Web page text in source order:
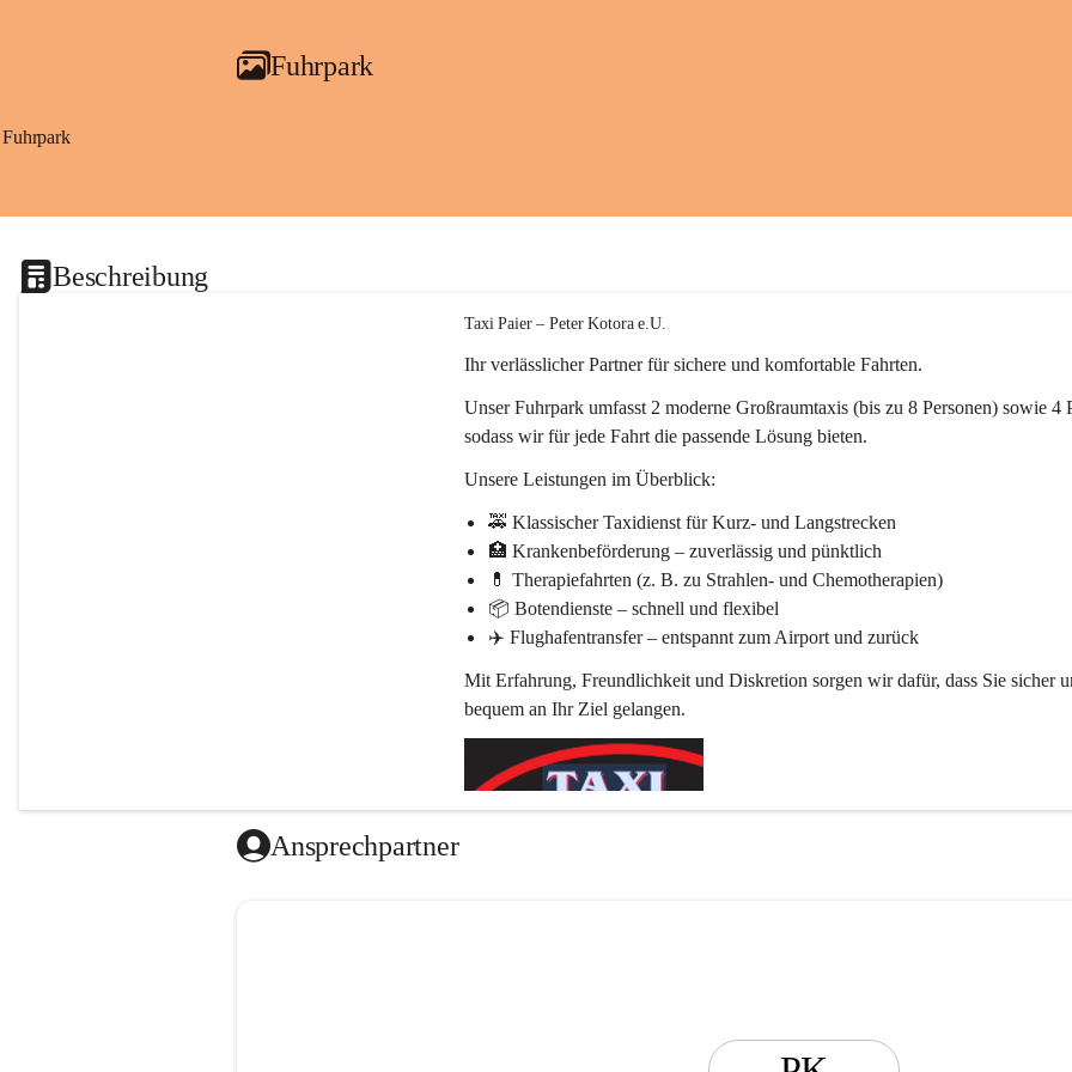
Fuhrpark
Fuhrpark
Beschreibung
Taxi Paier – Peter Kotora e.U.
Ihr verlässlicher Partner für sichere und komfortable Fahrten.
Unser Fuhrpark umfasst 2 moderne Großraumtaxis (bis zu 8 Personen) sowie 4
sodass wir für jede Fahrt die passende Lösung bieten.
Unsere Leistungen im Überblick:
🚕 Klassischer Taxidienst für Kurz- und Langstrecken
🏥 Krankenbeförderung – zuverlässig und pünktlich
💊 Therapiefahrten (z. B. zu Strahlen- und Chemotherapien)
📦 Botendienste – schnell und flexibel
✈️ Flughafentransfer – entspannt zum Airport und zurück
Mit Erfahrung, Freundlichkeit und Diskretion sorgen wir dafür, dass Sie sicher
bequem an Ihr Ziel gelangen.
Ansprechpartner